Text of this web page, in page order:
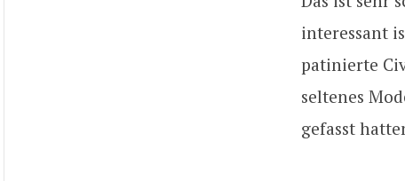
interessant
patinierte
seltenes
gefasst